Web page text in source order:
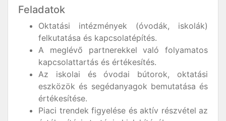
Feladatok
Oktatási intézmények (óvodák, iskolák)
felkutatása és kapcsolatépítés.
A meglévő partnerekkel való folyamatos
kapcsolattartás és értékesítés.
Az iskolai és óvodai bútorok, oktatási
eszközök és segédanyagok bemutatása és
értékesítése.
Piaci trendek figyelése és aktív részvétel az